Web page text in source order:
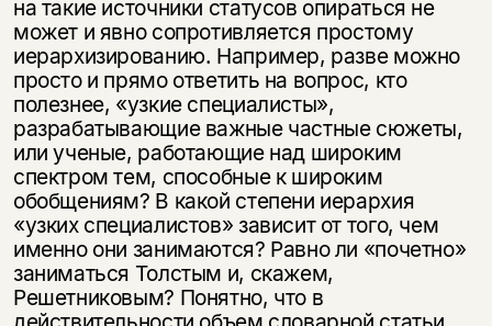
на такие источники статусов опираться не
может и явно сопротивляется простому
иерархизированию. Например, разве можно
просто и прямо ответить на вопрос, кто
полезнее, «узкие специалисты»,
разрабатывающие важные частные сюжеты,
или ученые, работающие над широким
спектром тем, способные к широким
обобщениям? В какой степени иерархия
«узких специалистов» зависит от того, чем
именно они занимаются? Равно ли «почетно»
заниматься Толстым и, скажем,
Решетниковым? Понятно, что в
о книгах и событиях «НЛО».
За подписку дарим промокод на
скидку 15%
Я соглашаюсь сПолитикой конфиденциальности
подписаться
уведомления, и при поступлении книги
на склад получить письмо на указанный
электронный адрес.
Я соглашаюсь сПолитикой конфиденциальности
подписаться
Эта книга
не предназначена для
несовершеннолетних
Скажите, пожалуйста,
вам уже исполнилось 18 лет?
да
нет, вернуться назад